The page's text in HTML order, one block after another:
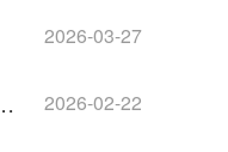
2026-03-27
2026-02-22
性结石性梗阻性胆囊炎患者